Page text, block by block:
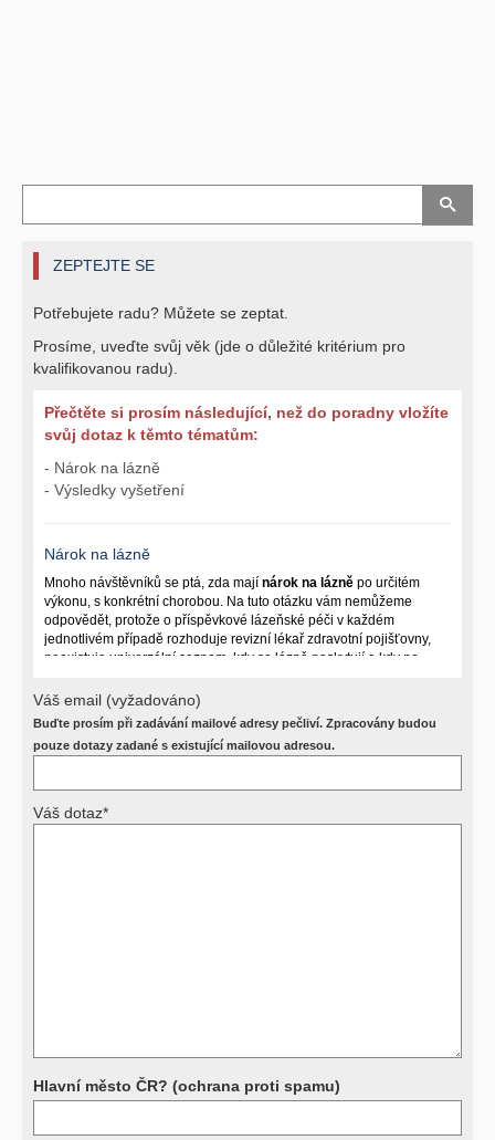
ZEPTEJTE SE
Potřebujete radu? Můžete se zeptat.
Prosíme, uveďte svůj věk (jde o důležité kritérium pro
kvalifikovanou radu).
Přečtěte si prosím následující, než do poradny vložíte
svůj dotaz k těmto tématům:
- Nárok na lázně
- Výsledky vyšetření
Nárok na lázně
Mnoho návštěvníků se ptá, zda mají nárok na lázně po určitém
výkonu, s konkrétní chorobou. Na tuto otázku vám nemůžeme
odpovědět, protože o příspěvkové lázeňské péči v každém
jednotlivém případě rozhoduje revizní lékař zdravotní pojišťovny,
neexistuje univerzální seznam, kdy se lázně poskytují a kdy ne.
postižení pacienta a dalších zdravotních okolnostech.
Požádejte svého ošetřujícího lékaře o návrh, který pak posoudí
příslušný revizní lékař. My vám spolehlivou odpověď dát
Výsledky vyšetření
Váš email (vyžadováno)
Buďte prosím při zadávání mailové adresy pečliví. Zpracovány budou
pouze dotazy zadané s existující mailovou adresou.
Váš dotaz*
Hlavní město ČR? (ochrana proti spamu)